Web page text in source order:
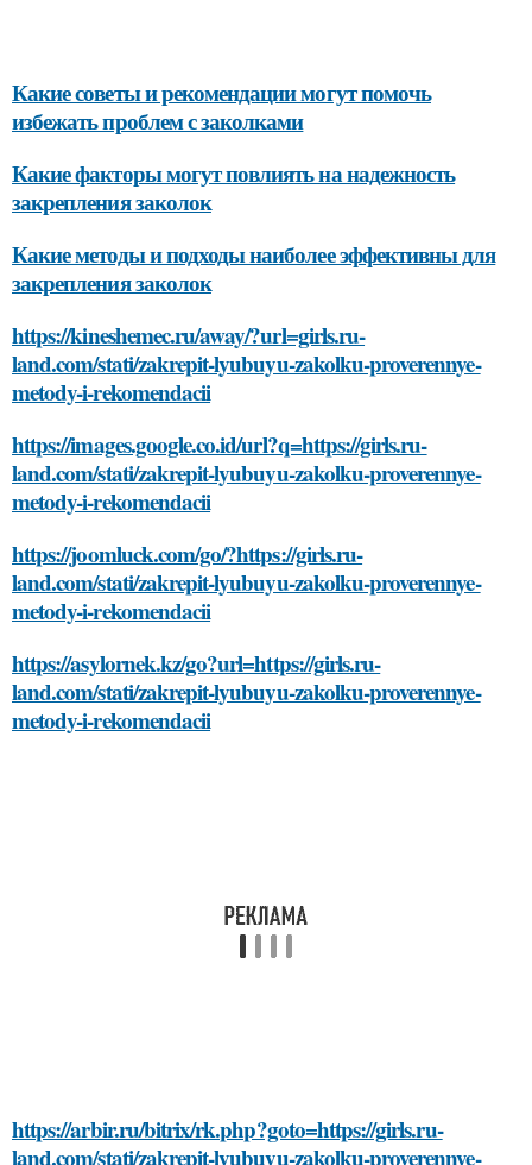
Какие советы и рекомендации могут помочь
избежать проблем с заколками
Какие факторы могут повлиять на надежность
закрепления заколок
Какие методы и подходы наиболее эффективны для
закрепления заколок
https://kineshemec.ru/away/?url=girls.ru-
land.com/stati/zakrepit-lyubuyu-zakolku-proverennye-
metody-i-rekomendacii
https://images.google.co.id/url?q=https://girls.ru-
land.com/stati/zakrepit-lyubuyu-zakolku-proverennye-
metody-i-rekomendacii
https://joomluck.com/go/?https://girls.ru-
land.com/stati/zakrepit-lyubuyu-zakolku-proverennye-
metody-i-rekomendacii
https://asylornek.kz/go?url=https://girls.ru-
land.com/stati/zakrepit-lyubuyu-zakolku-proverennye-
metody-i-rekomendacii
https://arbir.ru/bitrix/rk.php?goto=https://girls.ru-
land.com/stati/zakrepit-lyubuyu-zakolku-proverennye-